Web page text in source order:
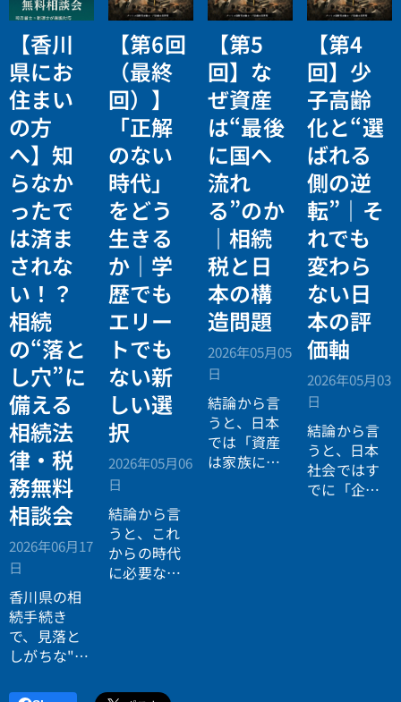
【香川
県にお
住まい
の方
へ】知
らなか
ったで
は済ま
されな
い！？
相続
の“落と
し穴”に
備える
相続法
律・税
務無料
相談会
2026年06月17
日
香川県の相
続手続き
で、見落と
しがちな"落
づいていま
【第6回
（最終
回）】
「正解
のない
時代」
をどう
生きる
か｜学
歴でも
エリー
トでも
ない新
しい選
択
2026年05月06
日
結論から言
うと、これ
からの時代
に必要なの
です。
【第5
回】な
ぜ資産
は“最後
に国へ
流れ
る”のか
｜相続
税と日
本の構
造問題
2026年05月05
日
結論から言
うと、日本
では「資産
は家族に引
【第4
回】少
子高齢
化と“選
ばれる
側の逆
転”｜そ
れでも
変わら
ない日
本の評
価軸
2026年05月03
日
結論から言
うと、日本
社会ではす
でに「企業